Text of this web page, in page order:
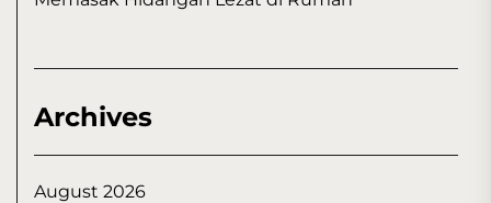
Archives
August 2026